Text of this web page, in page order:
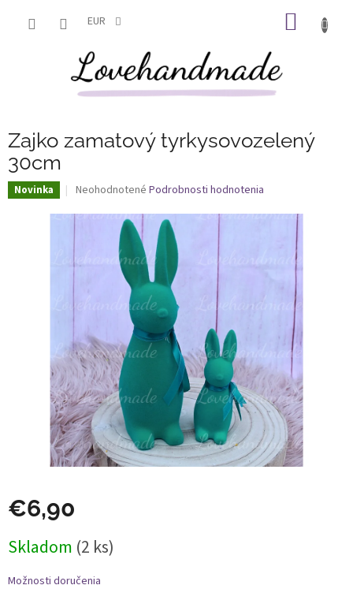
EUR
Zajko zamatový tyrkysovozelený
30cm
Novinka
Priemerné
produktu
z
hviezdičiek.
Neohodnotené Podrobnosti hodnotenia
€6,90
cena:
Skladom (2 ks)
Možnosti doručenia